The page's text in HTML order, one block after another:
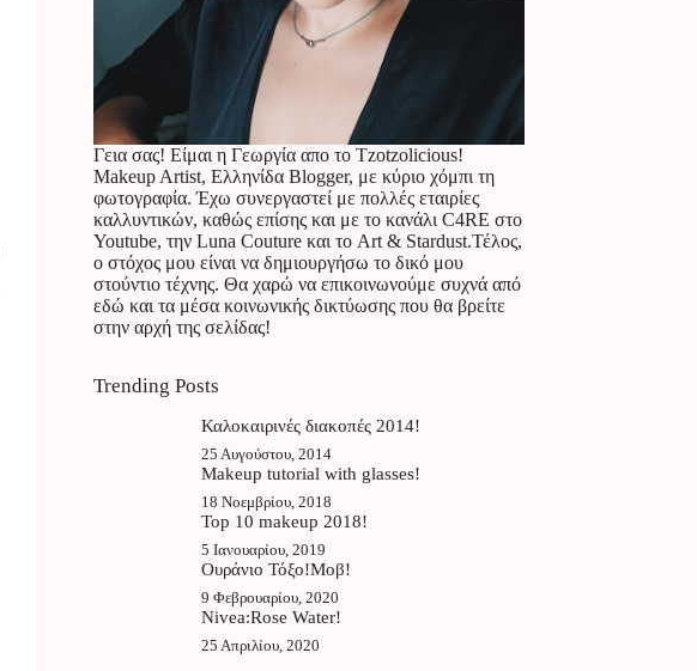
Γεια σας! Είμαι η Γεωργία απο το Tzotzolicious!
Makeup Artist, Ελληνίδα Blogger, με κύριο χόμπι τη
φωτογραφία. Έχω συνεργαστεί με πολλές εταιρίες
καλλυντικών, καθώς επίσης και με το κανάλι C4RE στο
Youtube, την Luna Couture και το Art & Stardust.Τέλος,
ο στόχος μου είναι να δημιουργήσω το δικό μου
στούντιο τέχνης. Θα χαρώ να επικοινωνούμε συχνά από
εδώ και τα μέσα κοινωνικής δικτύωσης που θα βρείτε
στην αρχή της σελίδας!
Trending Posts
Καλοκαιρινές διακοπές 2014!
25 Αυγούστου, 2014
Makeup tutorial with glasses!
18 Νοεμβρίου, 2018
Top 10 makeup 2018!
5 Ιανουαρίου, 2019
Ουράνιο Τόξο!Μοβ!
9 Φεβρουαρίου, 2020
Nivea:Rose Water!
25 Απριλίου, 2020